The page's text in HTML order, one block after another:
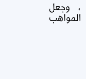
، وجعل
المواهب